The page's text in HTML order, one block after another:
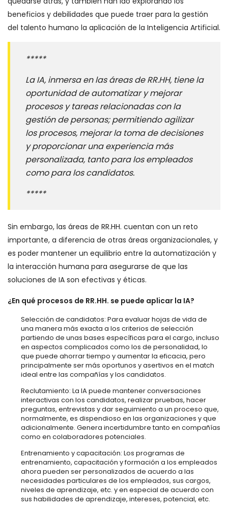
beneficios y debilidades que puede traer para la gestión
del talento humano la aplicación de la Inteligencia Artificial.
*****
La IA, inmersa en las áreas de RR.HH, tiene la
oportunidad de automatizar y mejorar
procesos y tareas relacionadas con la
gestión de personas; permitiendo agilizar
los procesos, mejorar la toma de decisiones
y proporcionar una experiencia más
personalizada, tanto para los empleados
como para los candidatos.
*****
Sin embargo, las áreas de RR.HH. cuentan con un reto
importante, a diferencia de otras áreas organizacionales, y
es poder mantener un equilibrio entre la automatización y
la interacción humana para asegurarse de que las
soluciones de IA son efectivas y éticas.
¿En qué procesos de RR.HH. se puede aplicar la IA?
Selección de candidatos: Para evaluar hojas de vida de
una manera más exacta a los criterios de selección
partiendo de unas bases específicas para el cargo, incluso
en aspectos complicados como los de personalidad, lo
que puede ahorrar tiempo y aumentar la eficacia, pero
principalmente ser más oportunos y asertivos en el match
ideal entre las compañías y los candidatos.
Reclutamiento: La IA puede mantener conversaciones
interactivas con los candidatos, realizar pruebas, hacer
preguntas, entrevistas y dar seguimiento a un proceso que,
normalmente, es dispendioso en las organizaciones y que
adicionalmente. Genera incertidumbre tanto en compañías
como en colaboradores potenciales.
Entrenamiento y capacitación: Los programas de
entrenamiento, capacitación y formación a los empleados
ahora pueden ser personalizados de acuerdo a las
necesidades particulares de los empleados, sus cargos,
niveles de aprendizaje, etc. y en especial de acuerdo con
sus habilidades de aprendizaje, intereses, potencial, etc.